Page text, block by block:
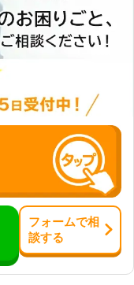
フォームで相
談する